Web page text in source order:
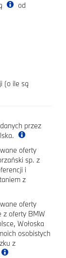
od
(o ile są
przez
oferty
sp. z
i
z
oferty
z oferty BMW
Wołoska
osobistych
z